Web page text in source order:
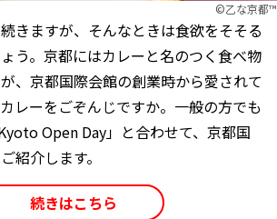
©︎乙な京都™
きますが、そんなときは食欲をそそる
う。京都にはカレーと名のつく食べ物
、京都国際会館の創業時から愛されて
レーをごぞんじですか。一般の方でも
Open Day」と合わせて、京都国
紹介します。
続きはこちら